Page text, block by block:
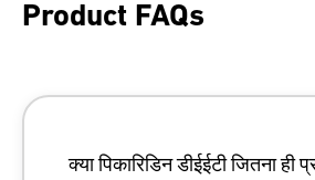
Product FAQs
क्या पिकारिडिन डीईईटी जितना ही